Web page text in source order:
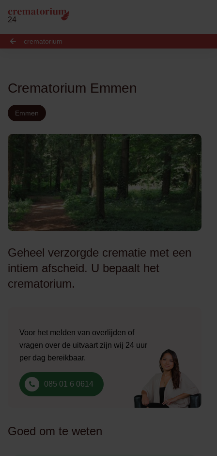
24
crematorium
Emmen
Crematorium Emmen
Geheel verzorgde crematie met een
intiem afscheid. U bepaalt het
crematorium.
Voor het melden van overlijden of
vragen over de uitvaart zijn wij 24 uur
per dag bereikbaar.
085 01 6 0614
Goed om te weten